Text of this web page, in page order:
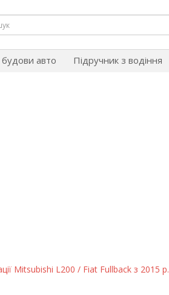
авто Підручник з водіння
Mitsubishi L200 / Fiat Fullback з 2015 р.